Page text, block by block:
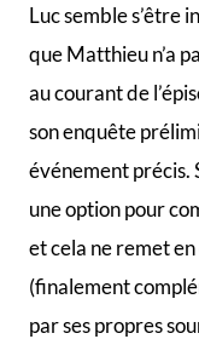
Luc semble s’être
que Matthieu n’a
au courant de
son enquête
événement précis.
une option pour
et cela ne remet
(finalement
par ses propres